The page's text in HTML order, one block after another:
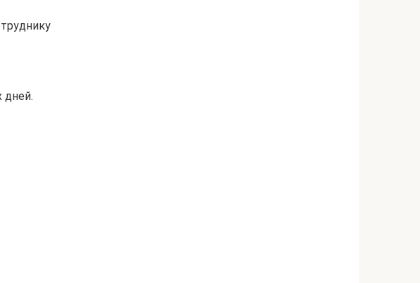
дней.